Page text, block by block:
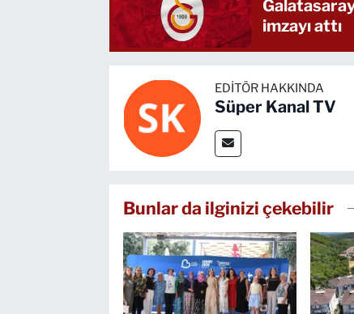
imzayı attı
EDITÖR HAKKINDA
Süper Kanal TV
Bunlar da ilginizi çekebilir